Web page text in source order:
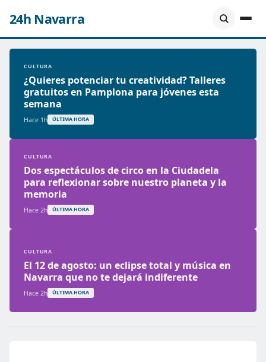
24h Navarra
CULTURA
¿Quieres potenciar tu creatividad? Talleres
gratuitos en Pamplona para jóvenes esta
semana
Hace 1h ÚLTIMA HORA
CULTURA
Dos espectáculos de circo en la Ciudadela
para reflexionar sobre nuestro planeta y la
memoria
Hace 2h ÚLTIMA HORA
CULTURA
El 12 de agosto: un eclipse total y música en
Navarra que no te dejará indiferente
Hace 2h ÚLTIMA HORA